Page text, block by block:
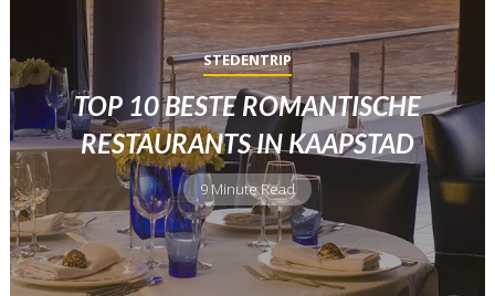
STEDENTRIP
TOP 10 BESTE ROMANTISCHE
RESTAURANTS IN KAAPSTAD
9 Minute Read